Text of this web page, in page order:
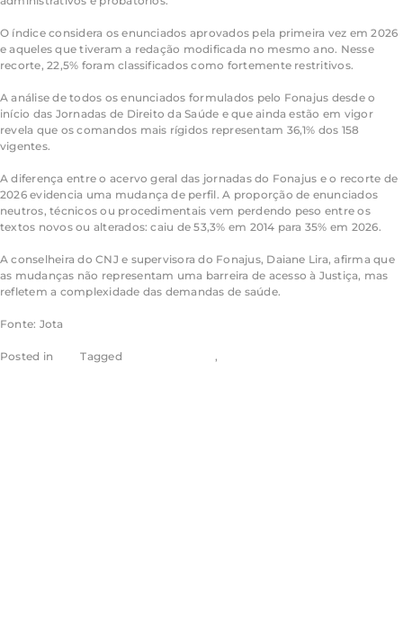
O índice considera os enunciados aprovados pela primeira vez em 2026
e aqueles que tiveram a redação modificada no mesmo ano. Nesse
recorte, 22,5% foram classificados como fortemente restritivos.
A análise de todos os enunciados formulados pelo Fonajus desde o
início das Jornadas de Direito da Saúde e que ainda estão em vigor
revela que os comandos mais rígidos representam 36,1% dos 158
vigentes.
A diferença entre o acervo geral das jornadas do Fonajus e o recorte de
2026 evidencia uma mudança de perfil. A proporção de enunciados
neutros, técnicos ou procedimentais vem perdendo peso entre os
textos novos ou alterados: caiu de 53,3% em 2014 para 35% em 2026.
A conselheira do CNJ e supervisora do Fonajus, Daiane Lira, afirma que
as mudanças não representam uma barreira de acesso à Justiça, mas
refletem a complexidade das demandas de saúde.
Fonte: Jota
Posted in JotaTagged Aragão & Tomaz,